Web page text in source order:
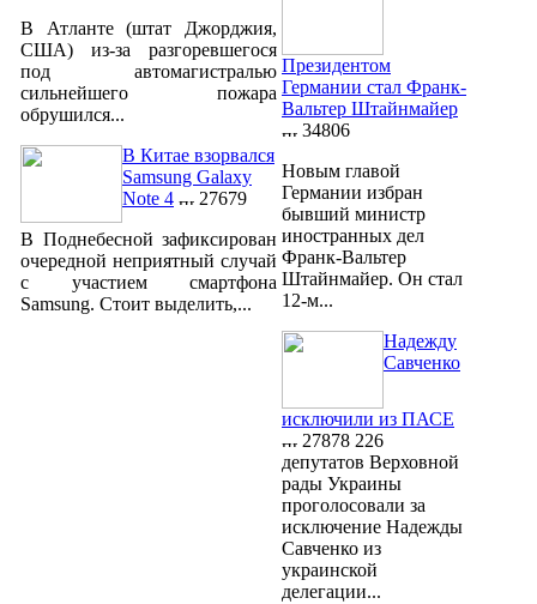
В Атланте (штат Джорджия,
США) из-за разгоревшегося
под автомагистралью
сильнейшего пожара
обрушился...
В Китае взорвался
Samsung Galaxy
Note 4
27679
В Поднебесной зафиксирован
очередной неприятный случай
с участием смартфона
Samsung. Стоит выделить,...
Президентом
Германии стал Франк-
Вальтер Штайнмайер
34806
Новым главой
Германии избран
бывший министр
иностранных дел
Франк-Вальтер
Штайнмайер. Он стал
12-м...
Надежду
Савченко
исключили из ПАСЕ
27878 226
депутатов Верховной
рады Украины
проголосовали за
исключение Надежды
Савченко из
украинской
делегации...